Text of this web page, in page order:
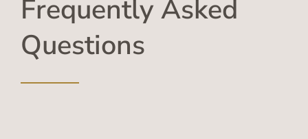
Frequently Asked
Questions